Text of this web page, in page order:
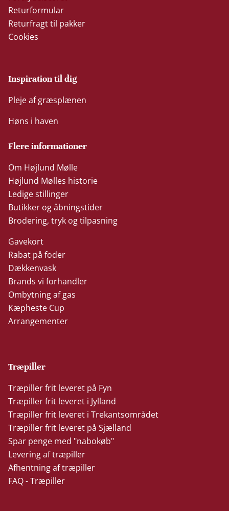
Returformular
Returfragt til pakker
Cookies
Inspiration til dig
Pleje af græsplænen
Høns i haven
Flere informationer
Om Højlund Mølle
Højlund Mølles historie
Ledige stillinger
Butikker og åbningstider
Brodering, tryk og tilpasning
Gavekort
Rabat på foder
Dækkenvask
Brands vi forhandler
Ombytning af gas
Kæpheste Cup
Arrangementer
Træpiller
Træpiller frit leveret på Fyn
Træpiller frit leveret i Jylland
Træpiller frit leveret i Trekantsområdet
Træpiller frit leveret på Sjælland
Spar penge med "nabokøb"
Levering af træpiller
Afhentning af træpiller
FAQ - Træpiller